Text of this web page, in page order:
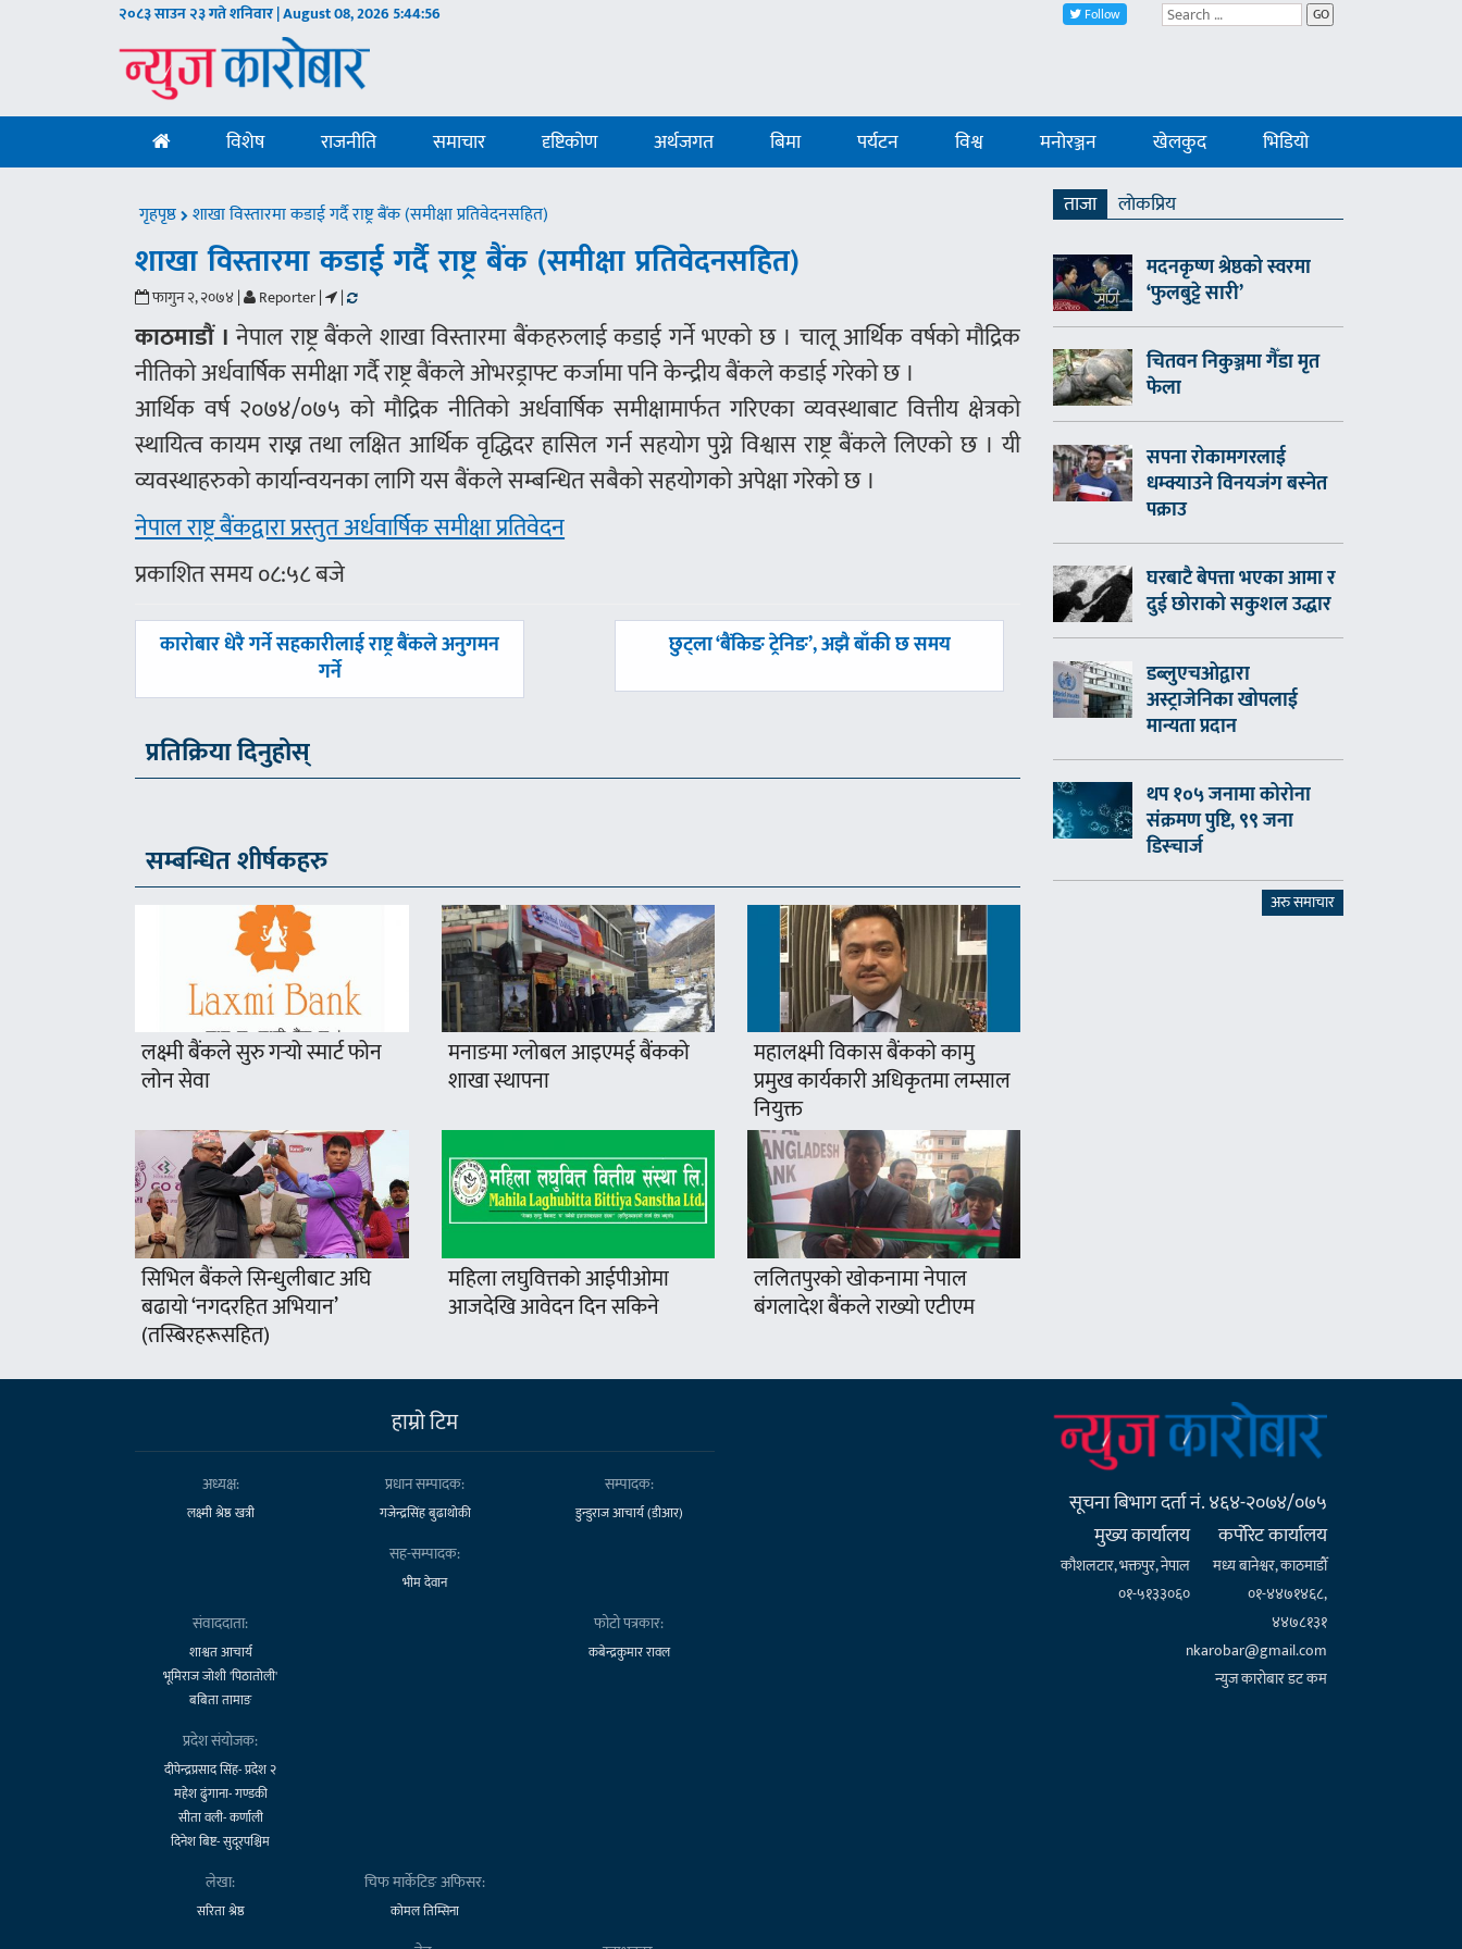
२०८३ साउन २३ गते शनिवार | August 08, 2026 5:44:56 Follow GO
विशेष राजनीति समाचार दृष्टिकोण अर्थजगत बिमा पर्यटन विश्व मनोरञ्जन खेलकुद भिडियो
गृहपृष्ठ शाखा विस्तारमा कडाई गर्दै राष्ट्र बैंक (समीक्षा प्रतिवेदनसहित)
शाखा विस्तारमा कडाई गर्दै राष्ट्र बैंक (समीक्षा प्रतिवेदनसहित)
फागुन २, २०७४ | Reporter | |
काठमाडौं ।नेपाल राष्ट्र बैंकले शाखा विस्तारमा बैंकहरुलाई कडाई गर्ने भएको छ । चालू आर्थिक वर्षको मौद्रिक
नीतिको अर्धवार्षिक समीक्षा गर्दै राष्ट्र बैंकले ओभरड्राफ्ट कर्जामा पनि केन्द्रीय बैंकले कडाई गरेको छ ।
आर्थिक वर्ष २०७४/०७५ को मौद्रिक नीतिको अर्धवार्षिक समीक्षामार्फत गरिएका व्यवस्थाबाट वित्तीय क्षेत्रको
स्थायित्व कायम राख्न तथा लक्षित आर्थिक वृद्धिदर हासिल गर्न सहयोग पुग्ने विश्वास राष्ट्र बैंकले लिएको छ । यी
व्यवस्थाहरुको कार्यान्वयनका लागि यस बैंकले सम्बन्धित सबैको सहयोगको अपेक्षा गरेको छ ।
नेपाल राष्ट्र बैंकद्वारा प्रस्तुत अर्धवार्षिक समीक्षा प्रतिवेदन
प्रकाशित समय ०८:५८ बजे
पछिल्लाे
कारोबार धेरै गर्ने सहकारीलाई राष्ट्र बैंकले अनुगमन
गर्ने
अघिल्लाे
छुट्ला ‘बैंकिङ ट्रेनिङ’, अझै बाँकी छ समय
प्रतिक्रिया दिनुहोस्
सम्बन्धित शीर्षकहरु
लक्ष्मी बैंकले सुरु गर्‍यो स्मार्ट फोन
लोन सेवा
मनाङमा ग्लोबल आइएमई बैंकको
शाखा स्थापना
महालक्ष्मी विकास बैंकको कामु
प्रमुख कार्यकारी अधिकृतमा लम्साल
नियुक्त
सिभिल बैंकले सिन्धुलीबाट अघि
बढायो ‘नगदरहित अभियान’
(तस्बिरहरूसहित)
महिला लघुवित्तको आईपीओमा
आजदेखि आवेदन दिन सकिने
ललितपुरको खोकनामा नेपाल
बंगलादेश बैंकले राख्यो एटीएम
ताजा
लाेकप्रिय
मदनकृष्ण श्रेष्ठको स्वरमा
‘फुलबुट्टे सारी’
चितवन निकुञ्जमा गैँडा मृत
फेला
सपना रोकामगरलाई
धम्क्याउने विनयजंग बस्नेत
पक्राउ
घरबाटै बेपत्ता भएका आमा र
दुई छोराको सकुशल उद्धार
डब्लुएचओद्वारा
अस्ट्राजेनिका खोपलाई
मान्यता प्रदान
थप १०५ जनामा कोरोना
संक्रमण पुष्टि, ९९ जना
डिस्चार्ज
अरु समाचार
हाम्राे टिम
अध्यक्ष:
लक्ष्मी श्रेष्ठ खत्री
प्रधान सम्पादक:
गजेन्द्रसिंह बुढाथोकी
सम्पादक:
डुन्डुराज आचार्य (डीआर)
सह-सम्पादक:
भीम देवान
संवाददाता:
शाश्वत आचार्य
भूमिराज जोशी 'पिठातोली'
बबिता तामाङ
फोटो पत्रकार:
कबेन्द्रकुमार रावल
प्रदेश संयोजक:
दीपेन्द्रप्रसाद सिंह- प्रदेश २
महेश ढुंगाना- गण्डकी
सीता वली- कर्णाली
दिनेश बिष्ट- सुदूरपश्चिम
लेखा:
सरिता श्रेष्ठ
चिफ मार्केटिङ अफिसर:
कोमल तिम्सिना
सूचना बिभाग दर्ता नं. ४६४-२०७४/०७५
मुख्य कार्यालय
कौशलटार, भक्तपुर, नेपाल
०१-५१३३०६०
कर्पाेरेट कार्यालय
मध्य बानेश्वर, काठमाडौँ
०१-४४७१४६८,
४४७८१३१
nkarobar@gmail.com
न्युज कारोबार डट कम